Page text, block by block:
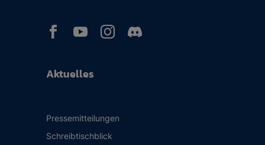
Aktuelles
Pressemitteilungen
Schreibtischblick
  